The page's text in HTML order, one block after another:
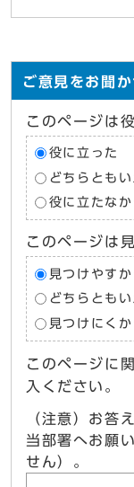
ご意見をお聞
このページは
役に立った
どちらとも
役に立たなか
このページは
見つけやすか
どちらとも
見つけにくか
このページに
入ください。
（注意）お答
当部署へお願
せん）。